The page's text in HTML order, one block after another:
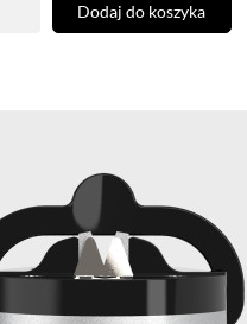
Dodaj do koszyka